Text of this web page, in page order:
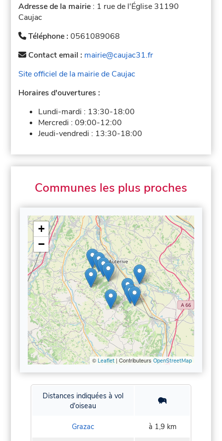
Adresse de la mairie : 1 rue de l'Église 31190
Caujac
Téléphone :0561089068
Contact email : mairie@caujac31.fr
Site officiel de la mairie de Caujac
Horaires d'ouvertures :
Lundi-mardi : 13:30-18:00
Mercredi :09:00-12:00
Jeudi-vendredi : 13:30-18:00
Communes les plus proches
+
−
© Leaflet| Contributeurs OpenStreetMap
Distances indiquées à vol
d'oiseau
Grazac à 1,9 km